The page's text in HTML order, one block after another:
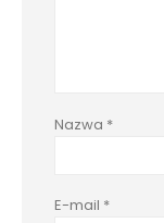
Nazwa *
E-mail *